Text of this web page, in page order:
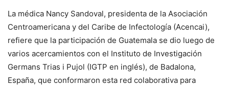
La médica Nancy Sandoval, presidenta de la Asociación
Centroamericana y del Caribe de Infectología (Acencai),
refiere que la participación de Guatemala se dio luego de
varios acercamientos con el Instituto de Investigación
Germans Trias i Pujol (IGTP en inglés), de Badalona,
España, que conformaron esta red colaborativa para